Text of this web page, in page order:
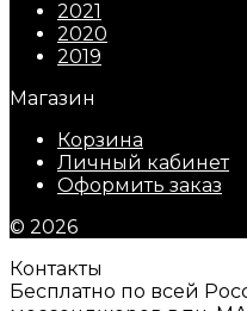
2021
2020
2019
Магазин
Корзина
Личный кабинет
Оформить заказ
© 2026
Контакты
Бесплатно по всей